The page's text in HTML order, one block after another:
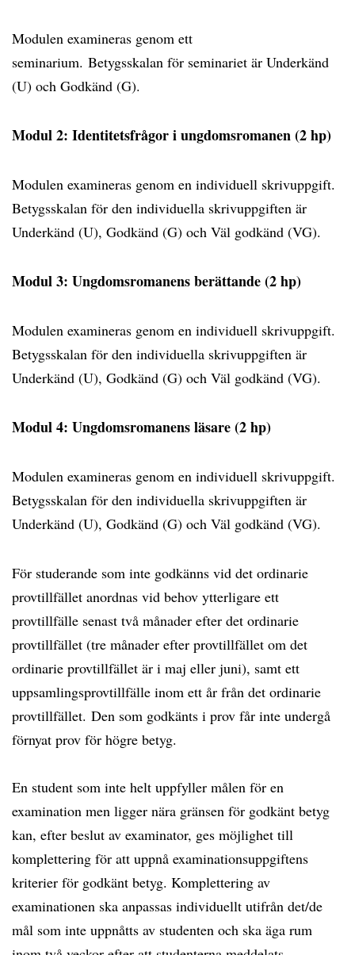
Modulen examineras genom ett
seminarium. Betygsskalan för seminariet är Underkänd
(U) och Godkänd (G).
Modul 2: Identitetsfrågor i ungdomsromanen (2 hp)
Modulen examineras genom en individuell skrivuppgift.
Betygsskalan för den individuella skrivuppgiften är
Underkänd (U), Godkänd (G) och Väl godkänd (VG).
Modul 3: Ungdomsromanens berättande (2 hp)
Modulen examineras genom en individuell skrivuppgift.
Betygsskalan för den individuella skrivuppgiften är
Underkänd (U), Godkänd (G) och Väl godkänd (VG).
Modul 4: Ungdomsromanens läsare (2 hp)
Modulen examineras genom en individuell skrivuppgift.
Betygsskalan för den individuella skrivuppgiften är
Underkänd (U), Godkänd (G) och Väl godkänd (VG).
För studerande som inte godkänns vid det ordinarie
provtillfället anordnas vid behov ytterligare ett
provtillfälle senast två månader efter det ordinarie
provtillfället (tre månader efter provtillfället om det
ordinarie provtillfället är i maj eller juni), samt ett
uppsamlingsprovtillfälle inom ett år från det ordinarie
provtillfället. Den som godkänts i prov får inte undergå
förnyat prov för högre betyg.
En student som inte helt uppfyller målen för en
examination men ligger nära gränsen för godkänt betyg
kan, efter beslut av examinator, ges möjlighet till
komplettering för att uppnå examinationsuppgiftens
kriterier för godkänt betyg. Komplettering av
examinationen ska anpassas individuellt utifrån det/de
mål som inte uppnåtts av studenten och ska äga rum